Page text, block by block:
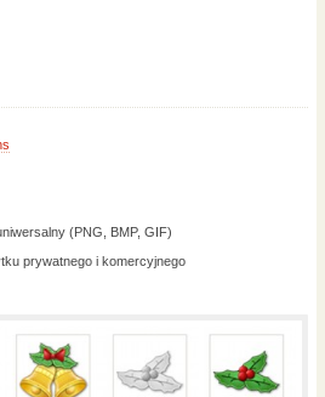
(PNG, BMP, GIF)
prywatnego i komercyjnego